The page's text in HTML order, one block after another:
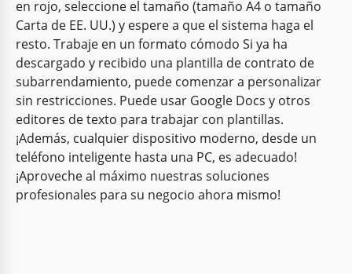
en rojo, seleccione el tamaño (tamaño A4 o tamaño
Carta de EE. UU.) y espere a que el sistema haga el
resto. Trabaje en un formato cómodo Si ya ha
descargado y recibido una plantilla de contrato de
subarrendamiento, puede comenzar a personalizar
sin restricciones. Puede usar Google Docs y otros
editores de texto para trabajar con plantillas.
¡Además, cualquier dispositivo moderno, desde un
teléfono inteligente hasta una PC, es adecuado!
¡Aproveche al máximo nuestras soluciones
profesionales para su negocio ahora mismo!